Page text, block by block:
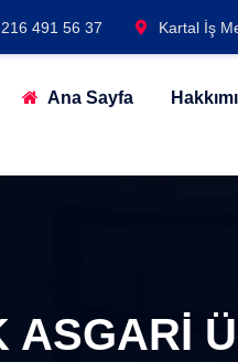
491 56 37 Kartal İş
Ana Sayfa
ASGARİ